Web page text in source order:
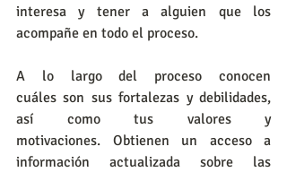
interesa y tener a alguien que los
acompañe en todo el proceso.
A lo largo del proceso conocen
cuáles son sus fortalezas y debilidades,
así como tus valores y
motivaciones. Obtienen un acceso a
información actualizada sobre las